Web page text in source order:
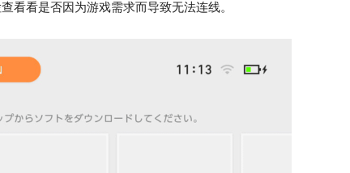
看看是否因为游戏需求而导致无法连线。